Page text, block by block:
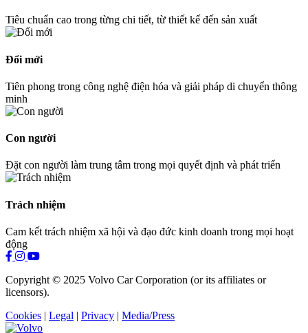
Tiêu chuẩn cao trong từng chi tiết, từ thiết kế đến sản xuất
Đổi mới
Tiên phong trong công nghệ điện hóa và giải pháp di chuyển thông
minh
Con người
Đặt con người làm trung tâm trong mọi quyết định và phát triển
Trách nhiệm
Cam kết trách nhiệm xã hội và đạo đức kinh doanh trong mọi hoạt
động
Copyright © 2025 Volvo Car Corporation (or its affiliates or
licensors).
Cookies | Legal | Privacy | Media/Press